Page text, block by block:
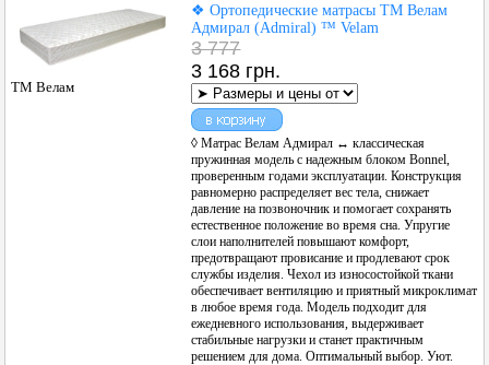
ТМ Велам
❖ Ортопедические матрасы ТМ Велам
Адмирал (Admiral) ™ Velam
3 777
3 168 грн.
◊ Матрас Велам Адмирал ↔ классическая
пружинная модель с надежным блоком Bonnel,
проверенным годами эксплуатации. Конструкция
равномерно распределяет вес тела, снижает
давление на позвоночник и помогает сохранять
естественное положение во время сна. Упругие
слои наполнителей повышают комфорт,
предотвращают провисание и продлевают срок
службы изделия. Чехол из износостойкой ткани
обеспечивает вентиляцию и приятный микроклимат
в любое время года. Модель подходит для
ежедневного использования, выдерживает
стабильные нагрузки и станет практичным
решением для дома. Оптимальный выбор. Уют.